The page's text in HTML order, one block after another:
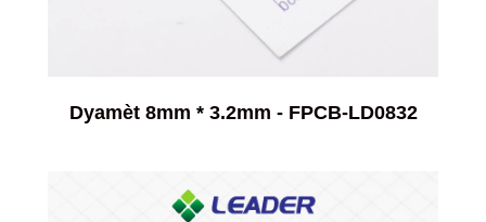
Dyamèt 8mm * 3.2mm - FPCB-LD0832